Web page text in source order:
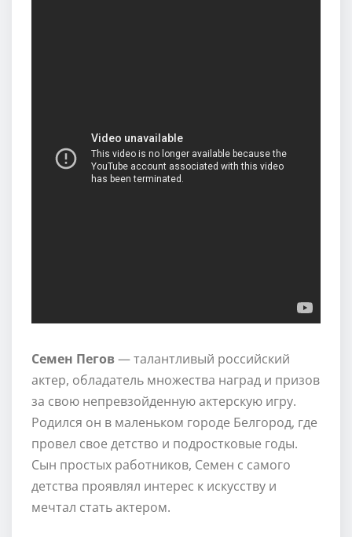
Семен Пегов— талантливый российский
актер, обладатель множества наград и призов
за свою непревзойденную актерскую игру.
Родился он в маленьком городе Белгород, где
провел свое детство и подростковые годы.
Сын простых работников, Семен с самого
детства проявлял интерес к искусству и
мечтал стать актером.